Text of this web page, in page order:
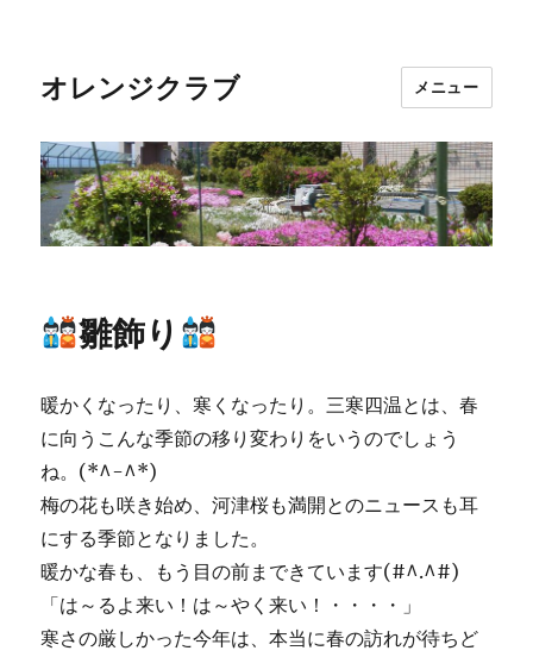
オレンジクラブ メニュー
雛飾り
暖かくなったり、寒くなったり。三寒四温とは、春
に向うこんな季節の移り変わりをいうのでしょう
ね。(*^-^*)
梅の花も咲き始め、河津桜も満開とのニュースも耳
にする季節となりました。
暖かな春も、もう目の前まできています(#^.^#)
「は～るよ来い！は～やく来い！・・・・」
寒さの厳しかった今年は、本当に春の訪れが待ちど